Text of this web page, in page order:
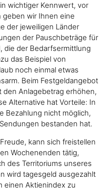
wichtiger Kennwert, vor
geben wir Ihnen eine
der jeweiligen Länder
der Pauschbeträge für
die der Bedarfsermittlung
das Beispiel von
noch einmal etwas
Beim Festgeldangebot
den Anlagebetrag erhöhen,
Alternative hat Vorteile: In
Bezahlung nicht möglich,
bestanden hat.
kann sich freistellen
Wochenenden tätig,
des Territoriums unseres
wird tagesgeld ausgezahlt
einen Aktienindex zu